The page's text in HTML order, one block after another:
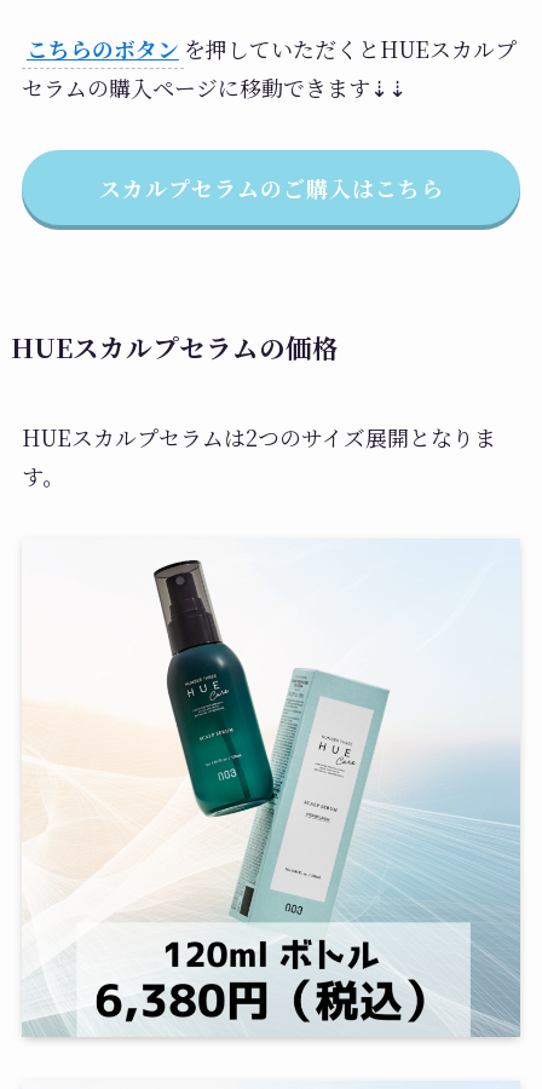
こちらのボタン を押していただくとHUEスカルプ
セラムの購入ページに移動できます⇣⇣
スカルプセラムのご購入はこちら
HUEスカルプセラムの価格
HUEスカルプセラムは2つのサイズ展開となりま
す。